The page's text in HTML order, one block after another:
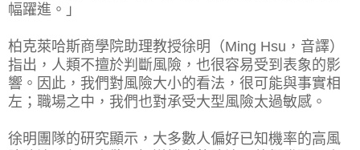
幅躍進。」
柏克萊哈斯商學院助理教授徐明（Ming Hsu，音譯）
指出，人類不擅於判斷風險，也很容易受到表象的影
響。因此，我們對風險大小的看法，很可能與事實相
左；職場之中，我們也對承受大型風險太過敏感。
徐明團隊的研究顯示，大多數人偏好已知機率的高風